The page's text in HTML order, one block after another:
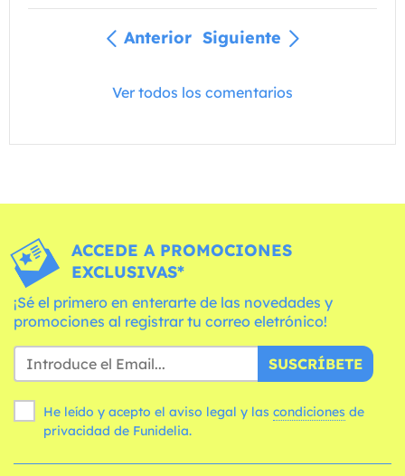
Anterior Siguiente
Ver todos los comentarios
ACCEDE A PROMOCIONES
EXCLUSIVAS*
¡Sé el primero en enterarte de las novedades y
promociones al registrar tu correo eletrónico!
SUSCRÍBETE
He leído y acepto el aviso legal y las condiciones
privacidad de Funidelia.